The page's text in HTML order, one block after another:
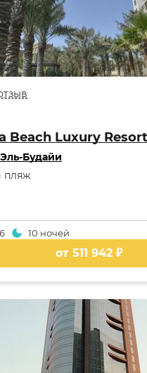
Beach Luxury
Эль-Будайи
пляж
10 ночей
от 511 942 ₽